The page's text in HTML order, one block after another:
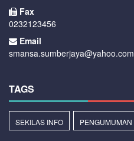
Fax
0232123456
Email
smansa.sumberjaya@yahoo.com
TAGS
SEKILAS INFO PENGUMUMAN